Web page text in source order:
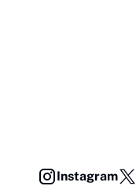
Instagram